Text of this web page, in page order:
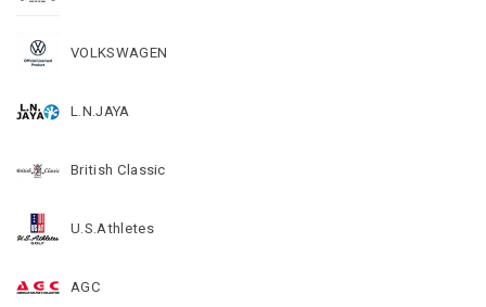
VOLKSWAGEN
L.N.JAYA
British Classic
U.S.Athletes
AGC